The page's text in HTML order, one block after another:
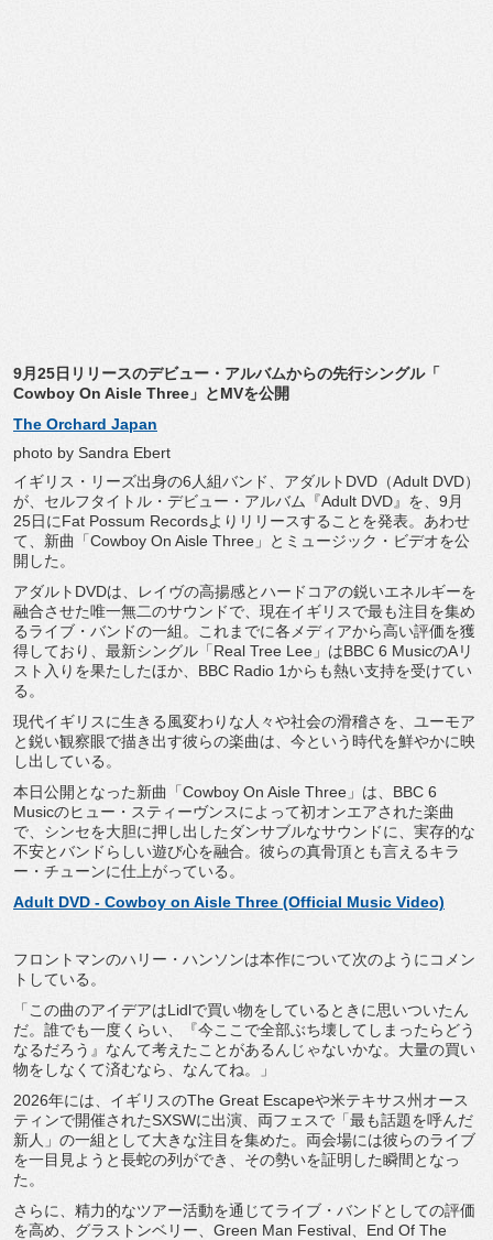
9月25日リリースのデビュー・アルバムからの先行シングル「
Cowboy On Aisle Three」とMVを公開
The Orchard Japan
photo by Sandra Ebert
イギリス・リーズ出身の6人組バンド、アダルトDVD（Adult DVD）
が、セルフタイトル・デビュー・アルバム『Adult DVD』を、9月
25日にFat Possum Recordsよりリリースすることを発表。あわせ
て、新曲「Cowboy On Aisle Three」とミュージック・ビデオを公
開した。
アダルトDVDは、
レイヴの高揚感とハードコアの鋭いエネルギーを
融合させた唯一無二のサウンドで、現在イギリスで最も注目を集め
るライブ・ バンドの一組。
これまでに各メディアから高い評価を獲
得しており、 最新シングル「Real Tree Lee」はBBC 6 MusicのAリ
スト入りを果たしたほか、BBC Radio 1からも熱い支持を受けてい
る。
現代イギリスに生きる風変わりな人々や社会の滑稽さを、 ユーモア
と鋭い観察眼で描き出す彼らの楽曲は、 今という時代を鮮やかに映
し出している。
本日公開となった新曲「Cowboy On Aisle Three」は、BBC 6
Musicのヒュー・ スティーヴンスによって初オンエアされた楽曲
で、 シンセを大胆に押し出したダンサブルなサウンドに、 実存的な
不安とバンドらしい遊び心を融合。 彼らの真骨頂とも言えるキラ
ー・チューンに仕上がっている。
Adult DVD - Cowboy on Aisle Three (Official Music Video)
フロントマンのハリー・ ハンソンは本作について次のようにコメン
トしている。
「 この曲のアイデアはLidlで買い物をしているときに思いついたん
だ。誰でも一度くらい、『今ここで全部ぶち壊してしまったらどう
なるだろう』 なんて考えたことがあるんじゃないかな。 大量の買い
物をしなくて済むなら、なんてね。」
2026年には、イギリスのThe Great Escapeや米テキサス州オース
ティンで開催されたSXSWに出演、両フェスで「最も話題を呼んだ
新人」 の一組として大きな注目を集めた。 両会場には彼らのライブ
を一目見ようと長蛇の列ができ、 その勢いを証明した瞬間となっ
た。
さらに、精力的なツアー活動を通じてライブ・ バンドとしての評価
を高め、グラストンベリー、Green Man Festival、End Of The